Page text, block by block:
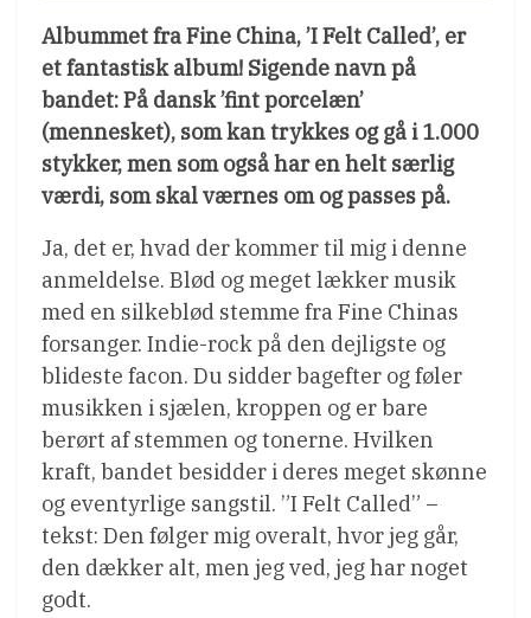
Albummet fra Fine China, ’I Felt Called’, er
et fantastisk album! Sigende navn på
bandet: På dansk ’fint porcelæn’
(mennesket), som kan trykkes og gå i 1.000
stykker, men som også har en helt særlig
værdi, som skal værnes om og passes på.
Ja, det er, hvad der kommer til mig i denne
anmeldelse. Blød og meget lækker musik
med en silkeblød stemme fra Fine Chinas
forsanger. Indie-rock på den dejligste og
blideste facon. Du sidder bagefter og føler
musikken i sjælen, kroppen og er bare
berørt af stemmen og tonerne. Hvilken
kraft, bandet besidder i deres meget skønne
og eventyrlige sangstil. ”I Felt Called” –
tekst: Den følger mig overalt, hvor jeg går,
den dækker alt, men jeg ved, jeg har noget
godt.